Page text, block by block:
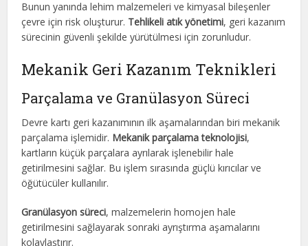
Bunun yanında lehim malzemeleri ve kimyasal bileşenler
çevre için risk oluşturur. Tehlikeli atık yönetimi, geri kazanım
sürecinin güvenli şekilde yürütülmesi için zorunludur.
Mekanik Geri Kazanım Teknikleri
Parçalama ve Granülasyon Süreci
Devre kartı geri kazanımının ilk aşamalarından biri mekanik
parçalama işlemidir. Mekanik parçalama teknolojisi,
kartların küçük parçalara ayrılarak işlenebilir hale
getirilmesini sağlar. Bu işlem sırasında güçlü kırıcılar ve
öğütücüler kullanılır.
Granülasyon süreci, malzemelerin homojen hale
getirilmesini sağlayarak sonraki ayrıştırma aşamalarını
kolaylaştırır.